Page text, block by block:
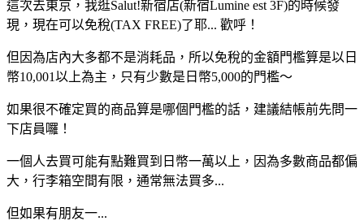
這次去東京，我逛Salut!新宿店(新宿Lumine est 3F)的時候發
現，現在可以免稅(TAX FREE)了耶... 歡呼！
但因為店內大多都不是消耗品，所以免稅的金額門檻算是以日
幣10,001以上為主，只有少數是日幣5,000的門檻～
如果很不確定買的商品算是哪個門檻的話，建議結帳前先問一
下店員囉！
一個人去買可能有點難買到日幣一萬以上，因為多數商品都偏
大，行李箱空間有限，通常無法買多...
但如果有朋友一...